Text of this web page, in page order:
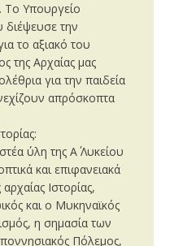
Το Υπουργείο
διέψευσε την
το αξιακό του
της Αρχαίας μας
για την παιδεία
απρόσκοπτα
ύλη της Α΄ Λυκείου
και επιφανειακά
Ιστορίας,
και ο Μυκηναϊκός
η σημασία των
Πόλεμος,